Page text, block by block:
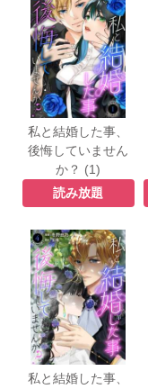
私と結婚した事、
後悔していません
か？ (1)
読み放題
私と結婚した事、